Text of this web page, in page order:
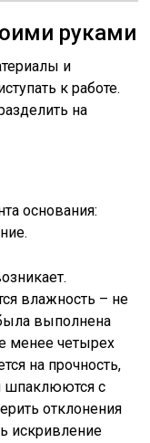
руками
и
к работе.
на
основания:
влажность – не
выполнена
менее четырех
на прочность,
шпаклюются с
отклонения
искривление